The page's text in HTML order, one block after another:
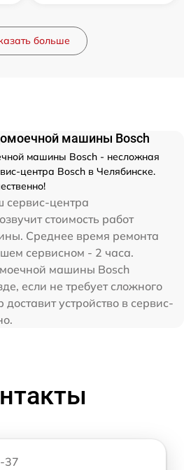
больше
машины Bosch
машины Bosch - несложная
центра Bosch в Челябинске.
сервис-центра
стоимость работ
Среднее время ремонта
сервисном - 2 часа.
машины Bosch
если не требует сложного
устройство в сервис-
37